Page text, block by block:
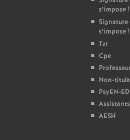
e
c
o
n
d
s’impose!
Signature
s’impose!
Tzr
Cpe
Non-
PsyEN-
AESH